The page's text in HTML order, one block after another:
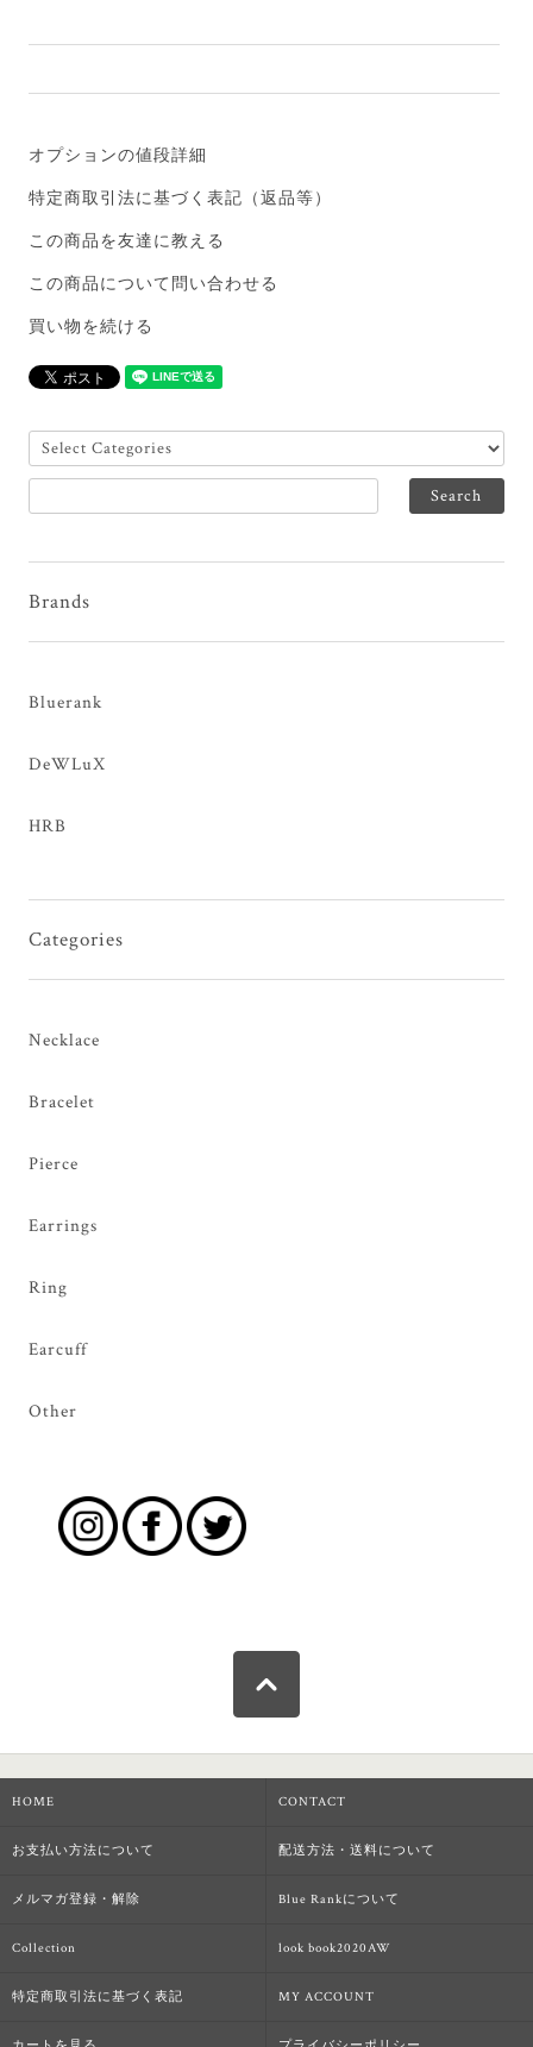
オプションの値段詳細
特定商取引法に基づく表記（返品等）
この商品を友達に教える
この商品について問い合わせる
買い物を続ける
Brands
Bluerank
DeWLuX
HRB
Categories
Necklace
Bracelet
Pierce
Earrings
Ring
Earcuff
Other
HOME CONTACT
お支払い方法について 配送方法・送料について
メルマガ登録・解除 Blue Rankについて
Collection look book2020AW
特定商取引法に基づく表記 MY ACCOUNT